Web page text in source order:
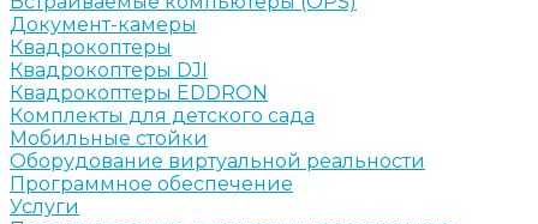
Документ-камеры
Квадрокоптеры
Квадрокоптеры DJI
Квадрокоптеры EDDRON
Комплекты для детского сада
Мобильные стойки
Оборудование виртуальной реальности
Программное обеспечение
Услуги